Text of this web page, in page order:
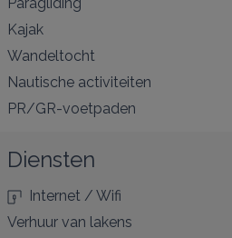
Kajak
Wandeltocht
Nautische activiteiten
PR/GR-voetpaden
Diensten
Internet / Wifi
Verhuur van lakens